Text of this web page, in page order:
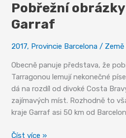
Pobřežní
Garraf
2017, Provincie Barcelona /
Obecně panuje představa, že
Tarragonou lemují nekonečné
dá na rozdíl od divoké Costa
zajímavých míst. Rozhodně to
kraje Garraf asi 50 km od
Pobřežní
Číst více »